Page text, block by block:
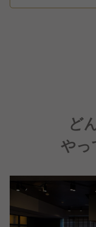
ど
やっ